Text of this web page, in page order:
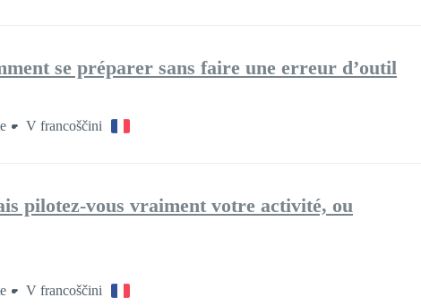
se préparer sans faire une erreur d’outil
V francoščini
pilotez-vous vraiment votre activité, ou
V francoščini